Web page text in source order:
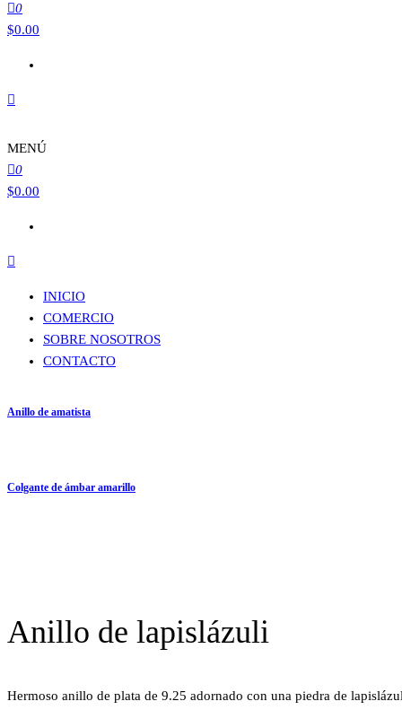
0
$0.00
MENÚ
0
$0.00
INICIO
COMERCIO
SOBRE NOSOTROS
CONTACTO
Anillo de amatista
Colgante de ámbar amarillo
Anillo de lapislázuli
Hermoso anillo de plata de 9.25 adornado con una piedra de